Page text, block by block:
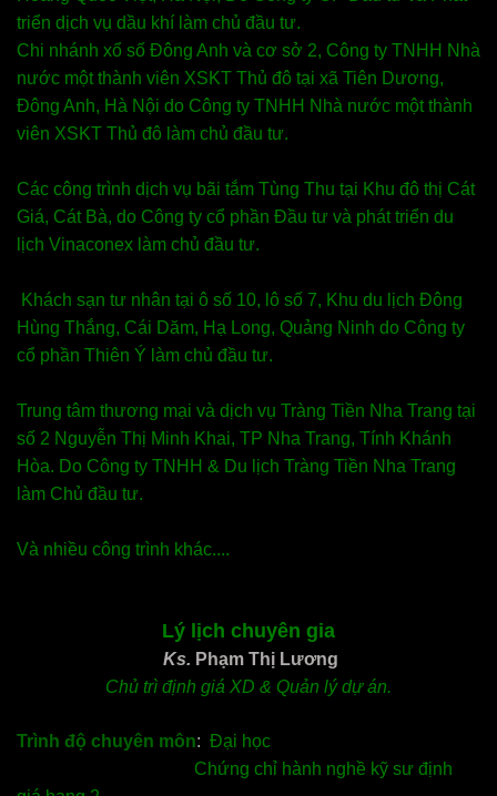
triển dịch vụ dầu khí làm chủ đầu tư.
Chi nhánh xổ số Đông Anh và cơ sở 2, Công ty TNHH Nhà
nước một thành viên XSKT Thủ đô tại xã Tiên Dương,
Đông Anh, Hà Nội do Công ty TNHH Nhà nước một thành
viên XSKT Thủ đô làm chủ đầu tư.
Các công trình dịch vụ bãi tắm Tùng Thu tại Khu đô thị Cát
Giá, Cát Bà, do Công ty cổ phần Đầu tư và phát triển du
lịch Vinaconex làm chủ đầu tư.
Khách sạn tư nhân tại ô số 10, lô số 7, Khu du lịch Đông
Hùng Thắng, Cái Dăm, Hạ Long, Quảng Ninh do Công ty
cổ phần Thiên Ý làm chủ đầu tư.
Trung tâm thương mại và dịch vụ Tràng Tiền Nha Trang tại
số 2 Nguyễn Thị Minh Khai, TP Nha Trang, Tính Khánh
Hòa. Do Công ty TNHH & Du lịch Tràng Tiền Nha Trang
làm Chủ đầu tư.
Và nhiều công trình khác....
Lý lịch chuyên gia
Ks. Phạm Thị Lương
Chủ trì định giá XD & Quản lý dự án.
Trình độ chuyên môn: Đại học
Chứng chỉ hành nghề kỹ sư định